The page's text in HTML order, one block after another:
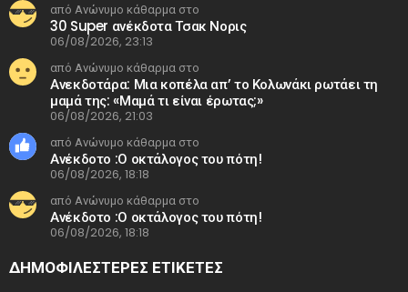
από Ανώνυμο κάθαρμα στο
30 Super ανέκδοτα Τσακ Νορις
06/08/2026, 23:13
από Ανώνυμο κάθαρμα στο
Ανεκδοτάρα: Μια κοπέλα απ’ το Κολωνάκι ρωτάει τη
μαμά της: «Μαμά τι είναι έρωτας;»
06/08/2026, 21:03
από Ανώνυμο κάθαρμα στο
Ανέκδοτο :Ο οκτάλογος του πότη!
06/08/2026, 18:18
από Ανώνυμο κάθαρμα στο
Ανέκδοτο :Ο οκτάλογος του πότη!
06/08/2026, 18:18
ΔΗΜΟΦΙΛΕΣΤΕΡΕΣ ΕΤΙΚΈΤΕΣ